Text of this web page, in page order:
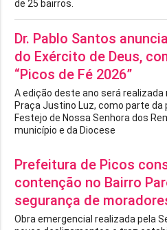
de 25 bairros.
Dr. Pablo Santos
do Exército de Deus,
“Picos de Fé 2026”
A edição deste ano será realizada
Praça Justino Luz, como parte da
Festejo de Nossa Senhora dos
município e da Diocese
Prefeitura de Picos
contenção no Bairro
segurança de
Obra emergencial realizada pela